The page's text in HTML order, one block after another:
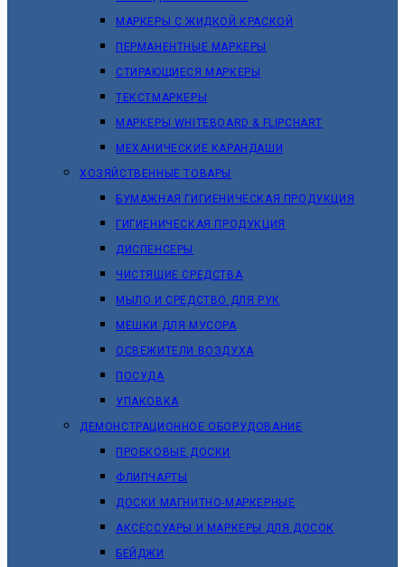
МАРКЕРЫ C ЖИДКОЙ КРАСКОЙ
ПЕРМАНЕНТНЫЕ МАРКЕРЫ
СТИРАЮЩИЕСЯ МАРКЕРЫ
ТЕКСТМАРКЕРЫ
МАРКЕРЫ WHITEBOARD & FLIPCHART
МЕХАНИЧЕСКИЕ КАРАНДАШИ
ХОЗЯЙСТВЕННЫЕ ТОВАРЫ
БУМАЖНАЯ ГИГИЕНИЧЕСКАЯ ПРОДУКЦИЯ
ГИГИЕНИЧЕСКАЯ ПРОДУКЦИЯ
ДИСПЕНСЕРЫ
ЧИСТЯЩИЕ СРЕДСТВА
МЫЛО И СРЕДСТВО ДЛЯ РУК
МЕШКИ ДЛЯ МУСОРА
ОСВЕЖИТЕЛИ ВОЗДУХА
ПОСУДА
УПАКОВКА
ДЕМОНСТРАЦИОННОЕ ОБОРУДОВАНИЕ
ПРОБКОВЫЕ ДОСКИ
ФЛИПЧАРТЫ
ДОСКИ МАГНИТНО-МАРКЕРНЫЕ
АКСЕССУАРЫ И МАРКЕРЫ ДЛЯ ДОСОК
БЕЙДЖИ